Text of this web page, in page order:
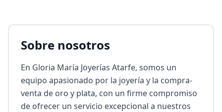
Sobre nosotros
En Gloria María Joyerías Atarfe, somos un
equipo apasionado por la joyería y la compra-
venta de oro y plata, con un firme compromiso
de ofrecer un servicio excepcional a nuestros